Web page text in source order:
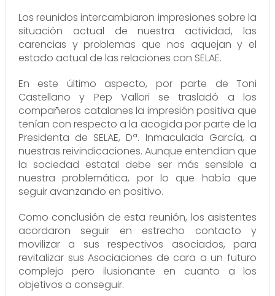
Los reunidos intercambiaron impresiones sobre la
situación actual de nuestra actividad, las
carencias y problemas que nos aquejan y el
estado actual de las relaciones con SELAE.
En este último aspecto, por parte de Toni
Castellano y Pep Vallori se trasladó a los
compañeros catalanes la impresión positiva que
tenían con respecto a la acogida por parte de la
Presidenta de SELAE, Dª. Inmaculada García, a
nuestras reivindicaciones. Aunque entendían que
la sociedad estatal debe ser más sensible a
nuestra problemática, por lo que había que
seguir avanzando en positivo.
Como conclusión de esta reunión, los asistentes
acordaron seguir en estrecho contacto y
movilizar a sus respectivos asociados, para
revitalizar sus Asociaciones de cara a un futuro
complejo pero ilusionante en cuanto a los
objetivos a conseguir.